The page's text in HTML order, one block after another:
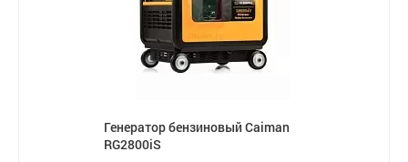
Генератор бензиновый Caiman
RG2800iS